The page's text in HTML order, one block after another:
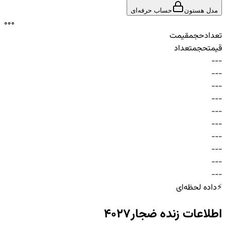
مدل هستون حساب حرفه‌ای
000
تعدادحجمقیمت
قیمتحجمتعداد
-
-
-
-
-
-
-
-
-
-
-
-
-
-
-
-
-
-
-
-
-
-
-
-
-
-
-
-
-
-
⚡داده لحظه‌ای
اطلاعات زندهضجار4027